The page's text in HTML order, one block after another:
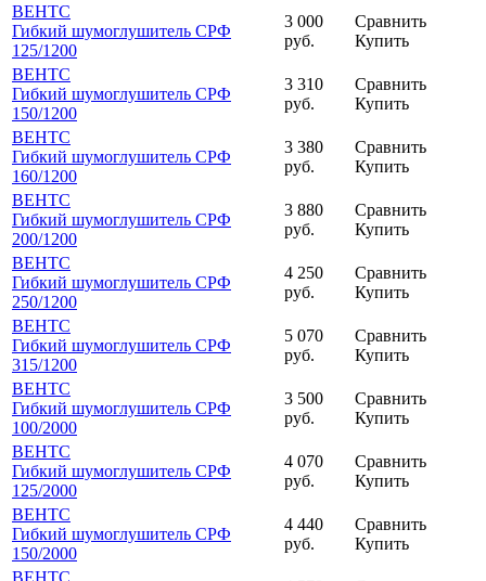
ВЕНТС
Гибкий шумоглушитель СРФ
125/1200
3 000
руб.
Сравнить
Купить
ВЕНТС
Гибкий шумоглушитель СРФ
150/1200
3 310
руб.
Сравнить
Купить
ВЕНТС
Гибкий шумоглушитель СРФ
160/1200
3 380
руб.
Сравнить
Купить
ВЕНТС
Гибкий шумоглушитель СРФ
200/1200
3 880
руб.
Сравнить
Купить
ВЕНТС
Гибкий шумоглушитель СРФ
250/1200
4 250
руб.
Сравнить
Купить
ВЕНТС
Гибкий шумоглушитель СРФ
315/1200
5 070
руб.
Сравнить
Купить
ВЕНТС
Гибкий шумоглушитель СРФ
100/2000
3 500
руб.
Сравнить
Купить
ВЕНТС
Гибкий шумоглушитель СРФ
125/2000
4 070
руб.
Сравнить
Купить
ВЕНТС
Гибкий шумоглушитель СРФ
150/2000
4 440
руб.
Сравнить
Купить
ВЕНТС